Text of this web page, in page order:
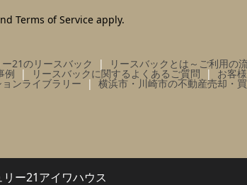
Terms of Service apply.
21のリースバック リースバックとは～ご利用の
例 リースバックに関するよくあるご質問 お客
ンライブラリー 横浜市・川崎市の不動産売却・
ー21アイワハウス